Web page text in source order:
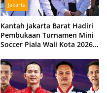
Jakarta
Kantah Jakarta Barat Hadiri
Pembukaan Turnamen Mini
Soccer Piala Wali Kota 2026,
Kebersamaan Pemuda